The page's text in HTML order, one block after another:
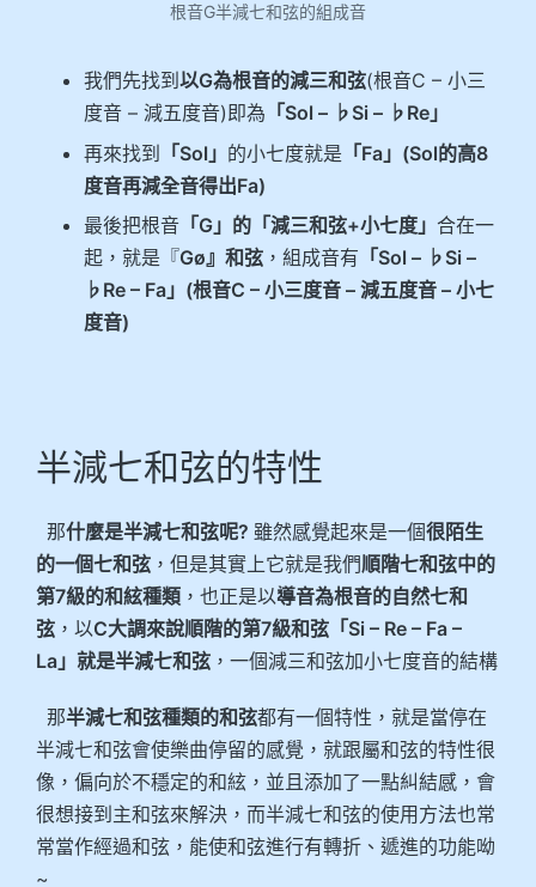
根音G半減七和弦的組成音
我們先找到 以G為根音的減三和弦(根音C – 小三
度音 – 減五度音)即為 「Sol – ♭Si – ♭Re」
再來找到 「Sol」 的小七度就是 「Fa」(Sol的高8
度音再減全音得出Fa)
最後把根音 「G」的「減三和弦+小七度」 合在一
起，就是『Gø』和弦 ，組成音有 「Sol – ♭Si –
♭Re – Fa」 (根音C – 小三度音 – 減五度音 – 小七
度音)
半減七和弦的特性
那什麼是半減七和弦呢? 雖然感覺起來是一個很陌生
的一個七和弦 ，但是其實上它就是我們順階七和弦中的
第7級的和絃種類 ，也正是以導音為根音的自然七和
弦 ，以C大調來說順階的第7級和弦「Si – Re – Fa –
La」就是半減七和弦 ，一個減三和弦加小七度音的結構
那半減七和弦種類的和弦都有一個特性，就是當停在
半減七和弦會使樂曲停留的感覺，就跟屬和弦的特性很
像，偏向於不穩定的和絃，並且添加了一點糾結感，會
很想接到主和弦來解決，而半減七和弦的使用方法也常
常當作經過和弦，能使和弦進行有轉折、遞進的功能呦
~